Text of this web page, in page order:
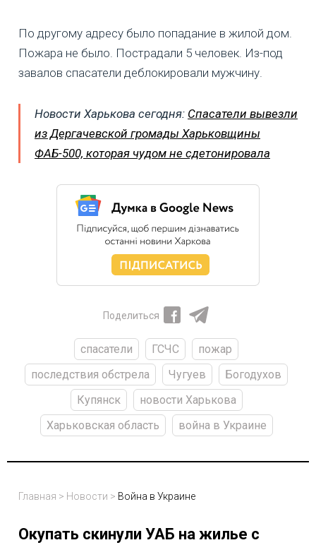
По другому адресу было попадание в жилой дом.
Пожара не было. Пострадали 5 человек. Из-под
завалов спасатели деблокировали мужчину.
Новости Харькова сегодня: Спасатели вывезли
из Дергачевской громады Харьковщины
ФАБ-500, которая чудом не сдетонировала
Поделиться
спасатели ГСЧС
пожар
последствия обстрела
Чугуев
Богодухов
Купянск
новости Харькова
Харьковская область
война в Украине
Главная > Новости > Война в Украине
Окупать скинули УАБ на жилье с